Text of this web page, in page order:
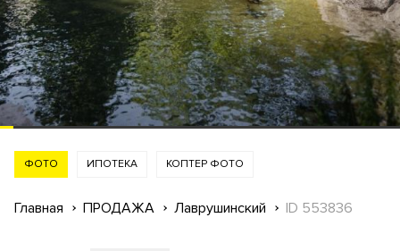
ФОТО ИПОТЕКА КОПТЕР ФОТО
Главная ПРОДАЖА Лаврушинский ID 553836